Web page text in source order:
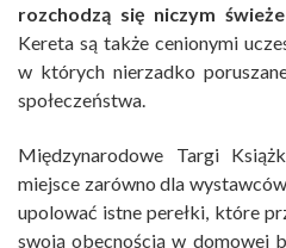
rozchodzą się niczym świeże
Kereta są także cenionymi
w których nierzadko
społeczeństwa.
Międzynarodowe Targi
miejsce zarówno dla
upolować istne perełki, które
swoją obecnością w domowej